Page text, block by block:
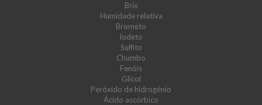
Brix
Humidade relativa
Brometo
Iodeto
Sulfito
Chumbo
Fenóis
Glicol
Peróxido de hidrogénio
Ácido ascórbico